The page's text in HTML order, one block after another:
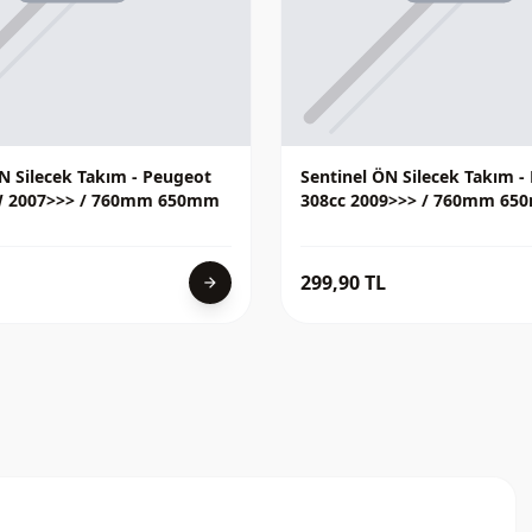
Silecek Takım - Peugeot
2007>>> / 760mm 650mm
arrow_forward
Sentinel ÖN Silecek Takım
308cc 2009>>> / 760mm
299,90 TL